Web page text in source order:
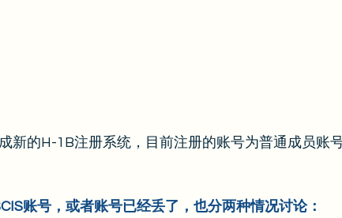
新的H-1B注册系统，目前注册的账号为普通成员账
账号，或者账号已经丢了，也分两种情况讨论：